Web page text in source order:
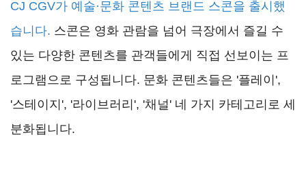
CJ CGV가 예술·문화 콘텐츠 브랜드 스콘을 출시했
습니다. 스콘은 영화 관람을 넘어 극장에서 즐길 수
있는 다양한 콘텐츠를 관객들에게 직접 선보이는 프
로그램으로 구성됩니다. 문화 콘텐츠들은 '플레이',
'스테이지', '라이브러리', '채널' 네 가지 카테고리로 세
분화됩니다.